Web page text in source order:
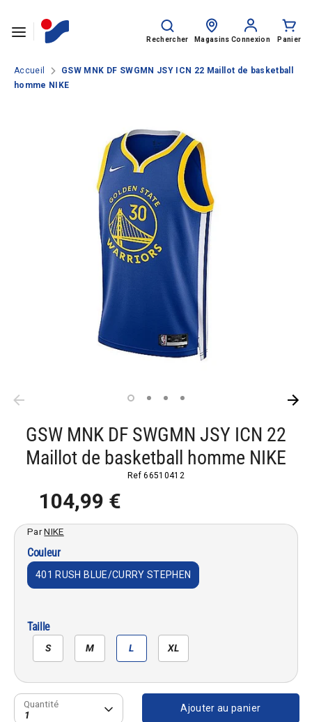
Rechercher
Recherche
Rechercher
sur
Magasins Connexion Panier
SPORTS
Rentrée des classes
NOS CATALOGUES
CLUBS ET COLLECTIVITÉS
Accueil
GSW MNK DF SWGMN JSY ICN 22 Maillot de basketball
homme NIKE
GSW MNK DF SWGMN JSY ICN 22
Maillot de basketball homme NIKE
Ref66510412
104,99 €
ParNIKE
Couleur
401 RUSH BLUE/CURRY STEPHEN
Taille
S M L XL
Quantité
1
Quantité Ajouter au panier